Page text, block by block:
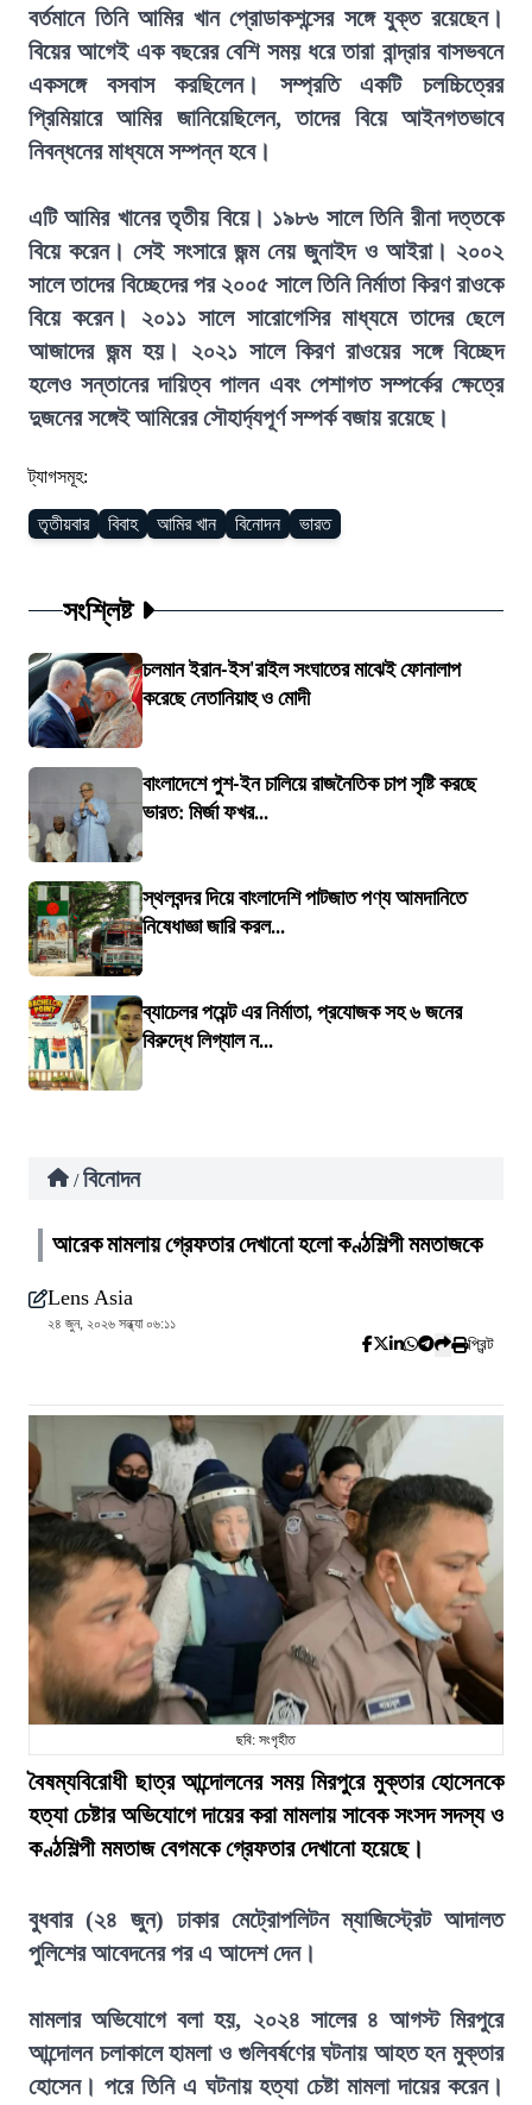
বর্তমানে তিনি আমির খান প্রোডাকশন্সের সঙ্গে যুক্ত রয়েছেন।
বিয়ের আগেই এক বছরের বেশি সময় ধরে তারা বান্দ্রার বাসভবনে
একসঙ্গে বসবাস করছিলেন। সম্প্রতি একটি চলচ্চিত্রের
প্রিমিয়ারে আমির জানিয়েছিলেন, তাদের বিয়ে আইনগতভাবে
নিবন্ধনের মাধ্যমে সম্পন্ন হবে।
এটি আমির খানের তৃতীয় বিয়ে। ১৯৮৬ সালে তিনি রীনা দত্তকে
বিয়ে করেন। সেই সংসারে জন্ম নেয় জুনাইদ ও আইরা। ২০০২
সালে তাদের বিচ্ছেদের পর ২০০৫ সালে তিনি নির্মাতা কিরণ রাওকে
বিয়ে করেন। ২০১১ সালে সারোগেসির মাধ্যমে তাদের ছেলে
আজাদের জন্ম হয়। ২০২১ সালে কিরণ রাওয়ের সঙ্গে বিচ্ছেদ
হলেও সন্তানের দায়িত্ব পালন এবং পেশাগত সম্পর্কের ক্ষেত্রে
দুজনের সঙ্গেই আমিরের সৌহার্দ্যপূর্ণ সম্পর্ক বজায় রয়েছে।
ট্যাগসমূহ:
তৃতীয়বার বিবাহ আমির খান বিনোদন ভারত
সংশ্লিষ্ট
চলমান ইরান-ইস'রাইল সংঘাতের মাঝেই ফোনালাপ
করেছে নেতানিয়াহু ও মোদী
বাংলাদেশে পুশ-ইন চালিয়ে রাজনৈতিক চাপ সৃষ্টি করছে
ভারত: মির্জা ফখর...
স্থলবন্দর দিয়ে বাংলাদেশি পাটজাত পণ্য আমদানিতে
নিষেধাজ্ঞা জারি করল...
ব্যাচেলর পয়েন্ট এর নির্মাতা, প্রযোজক সহ ৬ জনের
বিরুদ্ধে লিগ্যাল ন...
/ বিনোদন
আরেক মামলায় গ্রেফতার দেখানো হলো কণ্ঠশিল্পী মমতাজকে
Lens Asia
২৪ জুন, ২০২৬ সন্ধ্যা ০৬:১১
প্রিন্ট
ছবি: সংগৃহীত
বৈষম্যবিরোধী ছাত্র আন্দোলনের সময় মিরপুরে মুক্তার হোসেনকে
হত্যা চেষ্টার অভিযোগে দায়ের করা মামলায় সাবেক সংসদ সদস্য ও
কণ্ঠশিল্পী মমতাজ বেগমকে গ্রেফতার দেখানো হয়েছে।
বুধবার (২৪ জুন) ঢাকার মেট্রোপলিটন ম্যাজিস্ট্রেট আদালত
পুলিশের আবেদনের পর এ আদেশ দেন।
মামলার অভিযোগে বলা হয়, ২০২৪ সালের ৪ আগস্ট মিরপুরে
আন্দোলন চলাকালে হামলা ও গুলিবর্ষণের ঘটনায় আহত হন মুক্তার
হোসেন। পরে তিনি এ ঘটনায় হত্যা চেষ্টা মামলা দায়ের করেন।